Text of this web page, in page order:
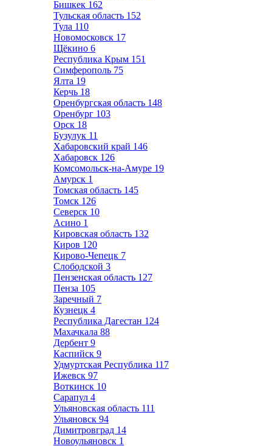
Бишкек 162
Тульская область 152
Тула 110
Новомосковск 17
Щёкино 6
Республика Крым 151
Симферополь 75
Ялта 19
Керчь 18
Оренбургская область 148
Оренбург 103
Орск 18
Бузулук 11
Хабаровский край 146
Хабаровск 126
Комсомольск-на-Амуре 19
Амурск 1
Томская область 145
Томск 126
Северск 10
Асино 1
Кировская область 132
Киров 120
Кирово-Чепецк 7
Слободской 3
Пензенская область 127
Пенза 105
Заречный 7
Кузнецк 4
Республика Дагестан 124
Махачкала 88
Дербент 9
Каспийск 9
Удмуртская Республика 117
Ижевск 97
Воткинск 10
Сарапул 4
Ульяновская область 111
Ульяновск 94
Димитровград 14
Новоульяновск 1